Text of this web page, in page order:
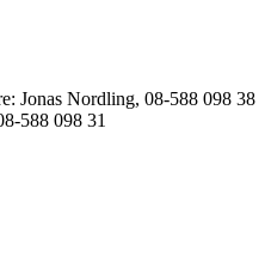
Jonas Nordling, 08-588 098 38
588 098 31